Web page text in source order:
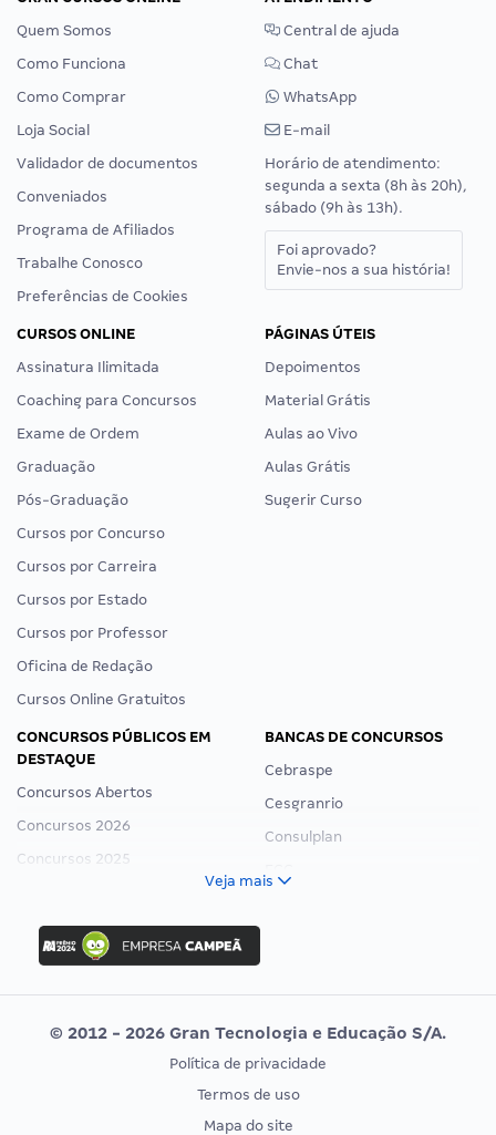
Quem Somos
Como Funciona
Como Comprar
Loja Social
Validador de documentos
Conveniados
Programa de Afiliados
Trabalhe Conosco
Preferências de Cookies
Central de ajuda
Chat
WhatsApp
E-mail
Horário de atendimento:
segunda a sexta (8h às 20h),
sábado (9h às 13h).
Foi aprovado?
Envie-nos a sua história!
CURSOS ONLINE
Assinatura Ilimitada
Coaching para Concursos
Exame de Ordem
Graduação
Pós-Graduação
Cursos por Concurso
Cursos por Carreira
Cursos por Estado
Cursos por Professor
Oficina de Redação
Cursos Online Gratuitos
PÁGINAS ÚTEIS
Depoimentos
Material Grátis
Aulas ao Vivo
Aulas Grátis
Sugerir Curso
CONCURSOS PÚBLICOS EM
DESTAQUE
Concursos Abertos
Concursos 2026
Concursos 2025
Concurso Ibama
Concurso MPU
Editais publicados
BANCAS DE CONCURSOS
Cebraspe
Cesgranrio
Consulplan
Vunesp
CONCURSOS POR PROFISSÃO
EXAME DE ORDEM
Veja mais
© 2012 - 2026 Gran Tecnologia e Educação S/A.
Política de privacidade
Termos de uso
Mapa do site